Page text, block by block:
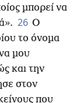
μπορεί να
26 Ο
το όνομα
μου
και την
στον
που